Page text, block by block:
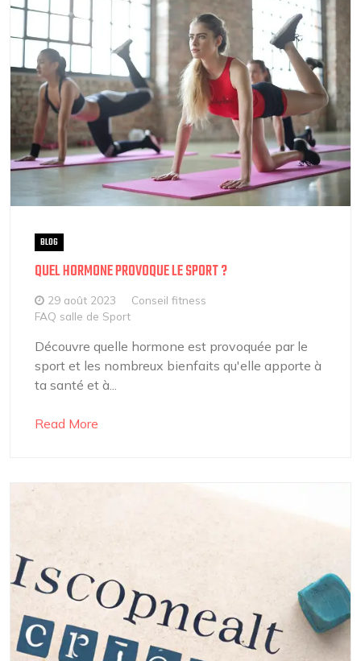
BLOG
QUEL HORMONE PROVOQUE LE SPORT ?
29 août 2023
Conseil fitness
FAQ salle de Sport
Découvre quelle hormone est provoquée par le
sport et les nombreux bienfaits qu'elle apporte à
ta santé et à...
Read More